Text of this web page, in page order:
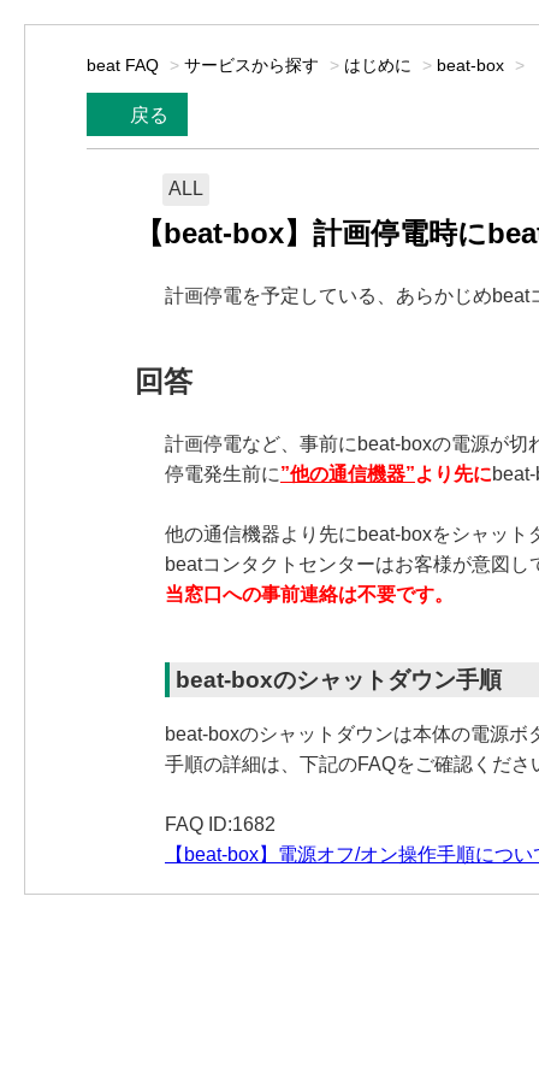
beat FAQ > サービスから探す > はじめに > beat-box >
戻る
ALL
【beat-box】計画停電時に
計画停電を予定している、あらかじめ
回答
計画停電など、事前にbeat-boxの電源が
停電発生前に”他の通信機器”より先に
他の通信機器より先にbeat-boxをシャット
beatコンタクトセンターはお客様が意図
当窓口への事前連絡は不要です。
beat-boxのシャットダウン手順
beat-boxのシャットダウンは本体の電源ボ
手順の詳細は、下記のFAQをご確認くださ
FAQ ID:1682
【beat-box】電源オフ/オン操作手順につ